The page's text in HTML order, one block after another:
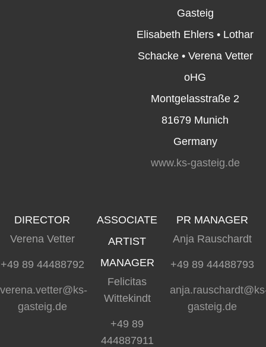
Gasteig
Elisabeth Ehlers • Lothar
Schacke • Verena Vetter
oHG
Montgelasstraße 2
81679 Munich
Germany
www.ks-gasteig.de
DIRECTOR
Verena Vetter
+49 89 44488792
verena.vetter@ks-
gasteig.de
ASSOCIATE
ARTIST
MANAGER
Felicitas
Wittekindt
+49 89
444887911
PR MANAGER
Anja Rauschardt
+49 89 44488793
gasteig.de